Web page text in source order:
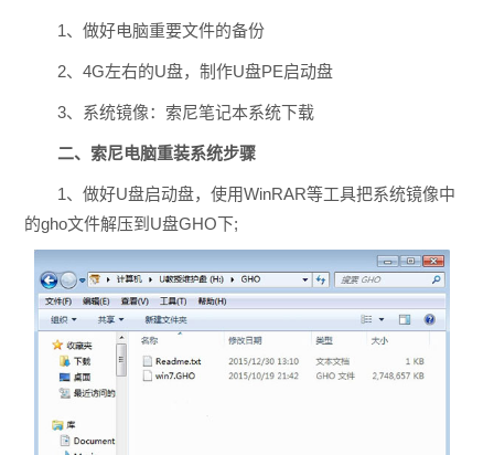
1、做好电脑重要文件的备份
2、4G左右的U盘，制作U盘PE启动盘
3、系统镜像：索尼笔记本系统下载
二、索尼电脑重装系统步骤
1、做好U盘启动盘，使用WinRAR等工具把系统镜像中
的gho文件解压到U盘GHO下;